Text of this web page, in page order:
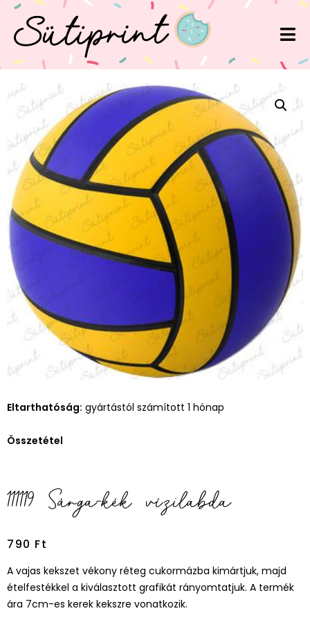
Eltarthatóság: gyártástól számított 1 hónap
Összetétel
111119 Sárga-kék vízilabda
790 Ft
A vajas kekszet vékony réteg cukormázba kimártjuk, majd
ételfestékkel a kiválasztott grafikát rányomtatjuk. A termék
ára 7cm-es kerek kekszre vonatkozik.